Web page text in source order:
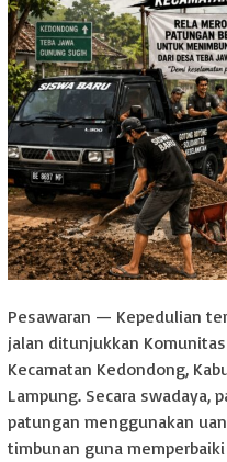
Pesawaran — Kepedulian
jalan ditunjukkan
Kecamatan Kedondong,
Lampung. Secara swadaya,
patungan menggunakan
timbunan guna